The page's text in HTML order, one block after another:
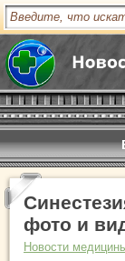
фото и
Новости